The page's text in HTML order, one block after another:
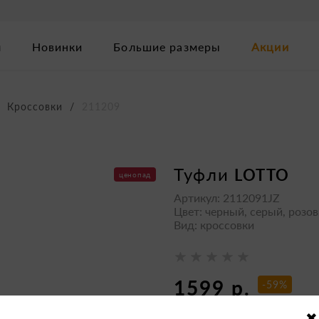
Новинки Большие размеры Акции
Кроссовки
ценопад туфли LOTTO
Артикул: 2112091JZ
Цвет: черный, серый,
Вид: кроссовки
1599 р. -59%